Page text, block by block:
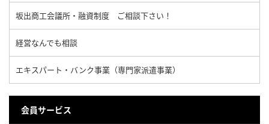
坂出商工会議所・融資制度 ご相談下さい！
経営なんでも相談
エキスパート・バンク事業（専門家派遣事業）
会員サービス